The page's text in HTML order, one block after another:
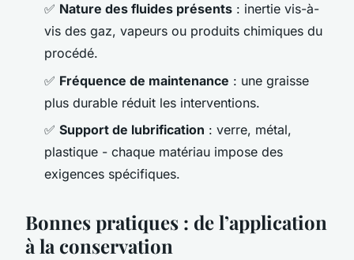
✅ Nature des fluides présents : inertie vis-à-
vis des gaz, vapeurs ou produits chimiques du
procédé.
✅ Fréquence de maintenance : une graisse
plus durable réduit les interventions.
✅ Support de lubrification : verre, métal,
plastique - chaque matériau impose des
exigences spécifiques.
Bonnes pratiques : de l’application
à la conservation